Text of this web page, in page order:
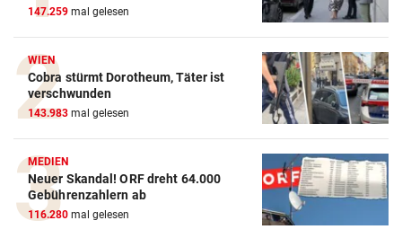
147.259 mal gelesen
WIEN
Cobra stürmt Dorotheum, Täter ist
verschwunden
143.983 mal gelesen
MEDIEN
Neuer Skandal! ORF dreht 64.000
Gebührenzahlern ab
116.280 mal gelesen